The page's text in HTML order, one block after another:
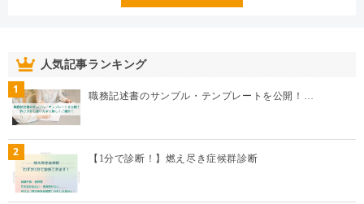
人気記事ランキング
1 職務記述書のサンプル・テンプレートを公開！…
2 【1分で診断！】燃え尽き症候群診断